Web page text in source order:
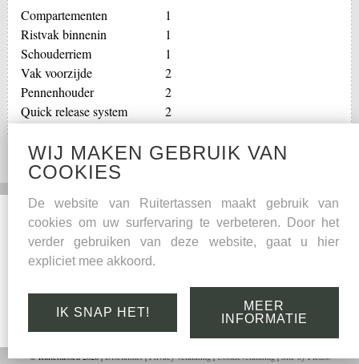
Compartementen
1
Ristvak binnenin
1
Schouderriem
1
Vak voorzijde
2
Pennenhouder
2
Quick release system
2
Social Media
Facebook
Overige
Onderhoudstips
Links
© Ruitertassen 2026 |Disclaimer|Privacy verklaring|Cookieverklaring|Site by Plenso
WIJ MAKEN GEBRUIK VAN
COOKIES
De website van Ruitertassen maakt gebruik van
cookies om uw surfervaring te verbeteren. Door het
verder gebruiken van deze website, gaat u hier
expliciet mee akkoord.
IK SNAP HET!
MEER
INFORMATIE